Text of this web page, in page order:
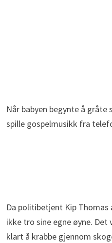
Når babyen begynte å gråte
spille gospelmusikk fra
Da politibetjent Kip
ikke tro sine egne øyne.
klart å krabbe gjennom